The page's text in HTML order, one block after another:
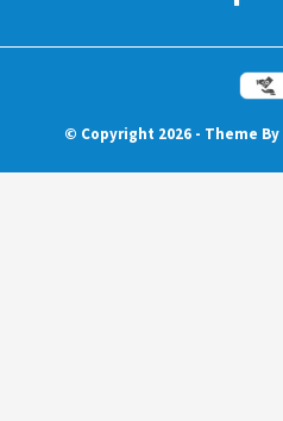
© Copyright 2026 - Theme By